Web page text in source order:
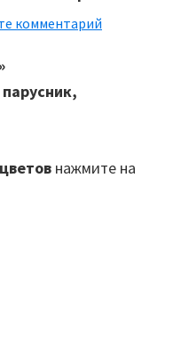
комментарий
нажмите на